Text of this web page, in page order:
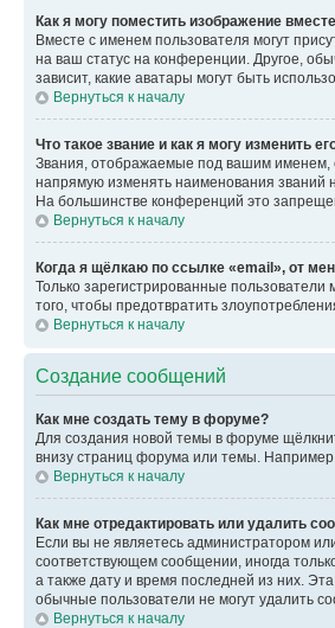
Как я могу поместить изображение
Вместе с именем пользователя могут
на ваш статус на конференции. Другое,
зависит, какие аватары могут быть
Вернуться к началу
Что такое звание и как я могу изменить
Звания, отображаемые под вашим именем,
напрямую изменять наименования званий
На большинстве конференций это
Вернуться к началу
Когда я щёлкаю по ссылке «email», от
Только зарегистрированные
того, чтобы предотвратить
Вернуться к началу
Создание сообщений
Как мне создать тему в форуме?
Для создания новой темы в форуме
внизу страниц форума или темы.
Вернуться к началу
Как мне отредактировать или удалить
Если вы не являетесь администратором
соответствующем сообщении, иногда
а также дату и время последней из них.
обычные пользователи не могут удалить
Вернуться к началу